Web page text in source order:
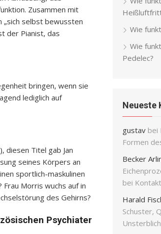
Zusammen mit
„sich selbst bewussten
der Pianist, das
bringen, wenn sie
lediglich auf
diesen Titel gab Jan
seines Körpers an
sportlich-maskulinen
Morris wuchs auf in
des Gehirns?
Psychiater
Wie
Wie
Pedelec?
Neueste
gustav bei
Formen
Becker
bei
Harald
Schuster,